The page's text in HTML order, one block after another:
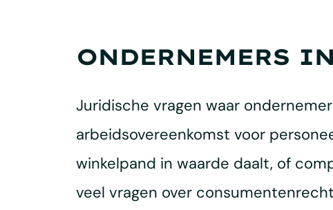
ONDERNEMERS
Juridische vragen waar
arbeidsovereenkomst voor
winkelpand in waarde daalt, of
veel vragen over